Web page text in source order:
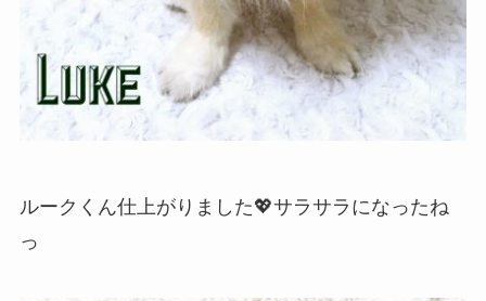
ルークくん仕上がりました💖サラサラになったね
っ